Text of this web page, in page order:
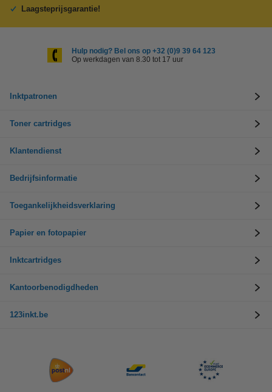
Laagsteprijsgarantie!
Hulp nodig? Bel ons op +32 (0)9 39 64 123
Op werkdagen van 8.30 tot 17 uur
Inktpatronen
Toner cartridges
Klantendienst
Bedrijfsinformatie
Toegankelijkheidsverklaring
Papier en fotopapier
Inktcartridges
Kantoorbenodigdheden
123inkt.be